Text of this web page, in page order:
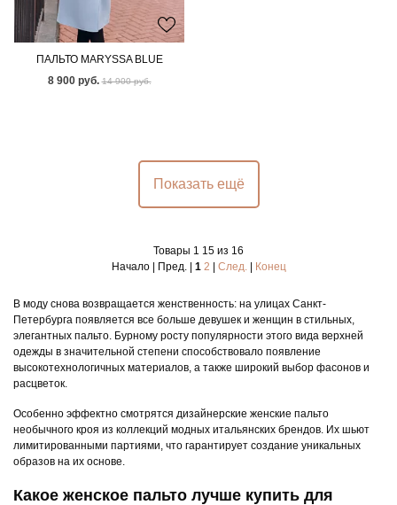
ПАЛЬТО MARYSSA BLUE
8 900 руб. 14 900 руб.
Показать ещё
Товары 1 15 из 16
Начало | Пред. | 1 2 | След.| Конец
В моду снова возвращается женственность: на улицах Санкт-
Петербурга появляется все больше девушек и женщин в стильных,
элегантных пальто. Бурному росту популярности этого вида верхней
одежды в значительной степени способствовало появление
высокотехнологичных материалов, а также широкий выбор фасонов и
расцветок.
Особенно эффектно смотрятся дизайнерские женские пальто
необычного кроя из коллекций модных итальянских брендов. Их шьют
лимитированными партиями, что гарантирует создание уникальных
образов на их основе.
Какое женское пальто лучше купить для